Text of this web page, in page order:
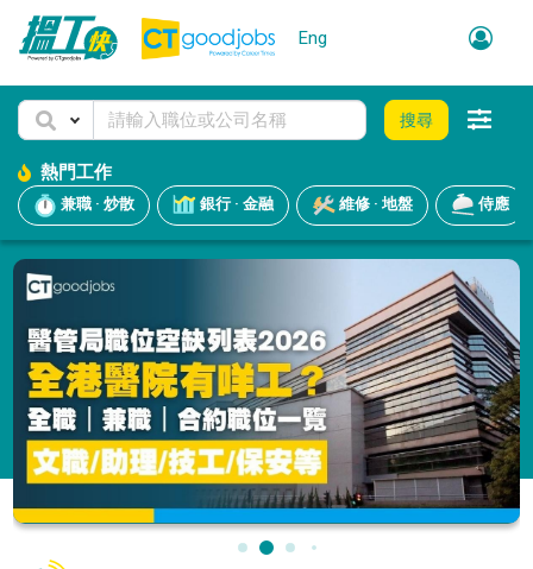
Eng
搜尋
熱門工作
兼職 · 炒散 銀行 · 金融 維修 · 地盤 侍應